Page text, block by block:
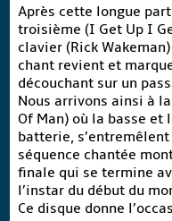
Après cette longue
troisième (I Get Up I
clavier (Rick
chant revient et
découchant sur un
Nous arrivons ainsi à
Of Man) où la basse et
batterie,
séquence chantée
finale qui se termine
l’instar du début du
Ce disque donne